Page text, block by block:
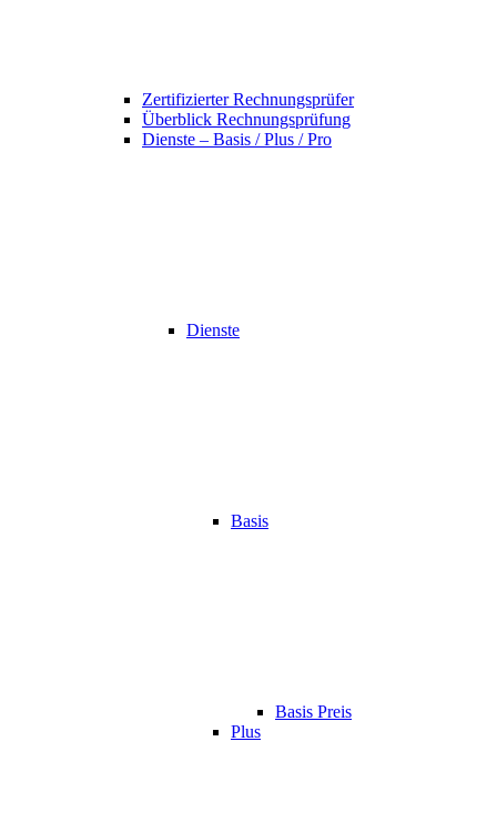
Zertifizierter Rechnungsprüfer
Überblick Rechnungsprüfung
Dienste – Basis / Plus / Pro
Dienste
Basis
Basis Preis
Plus